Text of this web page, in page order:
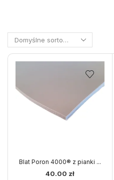
Blat Poron 4000® z pianki ...
40.00 zł